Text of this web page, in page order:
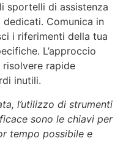
sportelli di assistenza
Comunica in
i riferimenti della tua
L’approccio
rapide
inutili.
l’utilizzo di strumenti
sono le chiavi per
tempo possibile e